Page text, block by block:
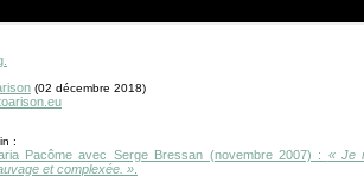
(02 décembre 2018)
:
Pacôme avec Serge Bressan (novembre 2007) : « Je
et complexée. »